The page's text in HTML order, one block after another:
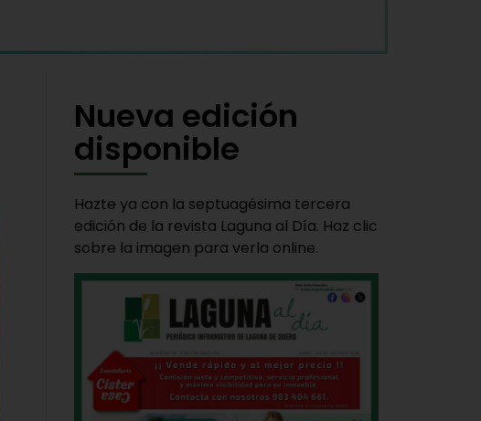
Nueva edición
disponible
Hazte ya con la septuagésima tercera
edición de la revista Laguna al Día. Haz clic
sobre la imagen para verla online.